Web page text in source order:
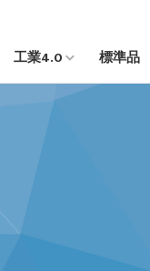
工業4.0 標準品